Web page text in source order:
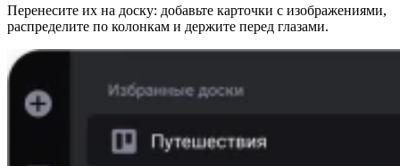
Перенесите их на доску: добавьте карточки с изображениями,
распределите по колонкам и держите перед глазами.